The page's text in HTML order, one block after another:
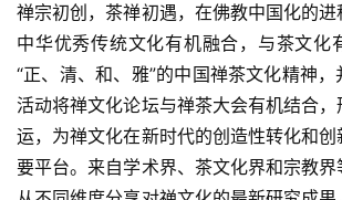
禅宗初创，茶禅初遇，在佛教中国化的
中华优秀传统文化有机融合，与茶文化
“正、清、和、雅”的中国禅茶文化精神
活动将禅文化论坛与禅茶大会有机结合
运，为禅文化在新时代的创造性转化和
要平台。来自学术界、茶文化界和宗教